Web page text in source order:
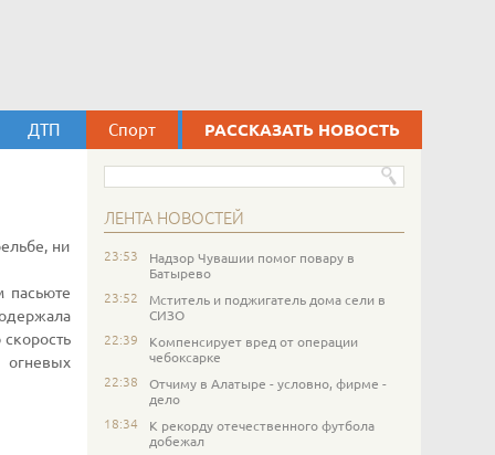
ДТП Спорт РАССКАЗАТЬ НОВОСТЬ
ни
пасьюте
огневых
ЛЕНТА НОВОСТЕЙ
23:53
Надзор Чувашии помог повару в
Батырево
23:52
Мститель и поджигатель дома сели в
СИЗО
22:39
Компенсирует вред от операции
чебоксарке
22:38
Отчиму в Алатыре - условно, фирме -
дело
18:34
К рекорду отечественного футбола
добежал